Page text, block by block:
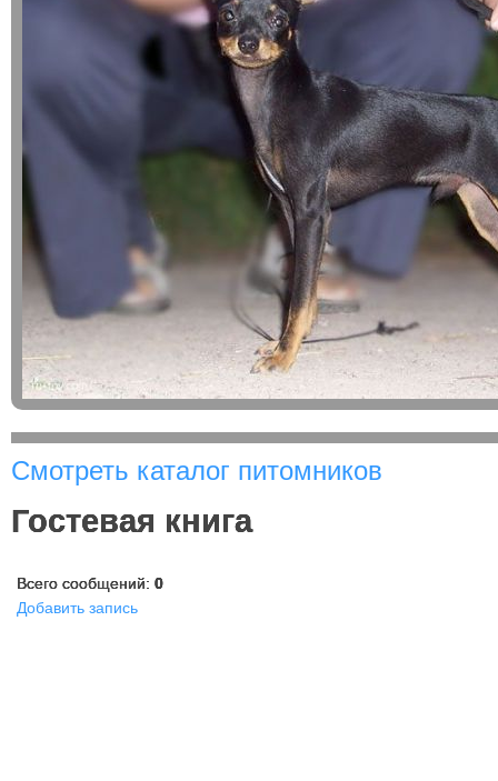
Смотреть каталог питомников
Гостевая книга
Всего сообщений: 0
Добавить запись